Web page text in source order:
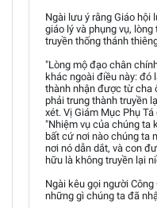
Ngài lưu ý rằng Giáo hội
giáo lý và phụng vụ,
truyền thống thánh
"Lòng mộ đạo chân
khác ngoài điều này: đó
thành nhận được từ cha
phải trung thành truyền
xét. Vị Giám Mục Phụ
"Nhiệm vụ của chúng ta
bất cứ nơi nào chúng ta
nơi nó dẫn dắt, và con
hữu là không truyền lại
Ngài kêu gọi người
những gì chúng ta đã